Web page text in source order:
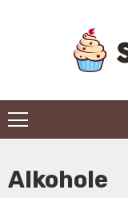
Alkohole